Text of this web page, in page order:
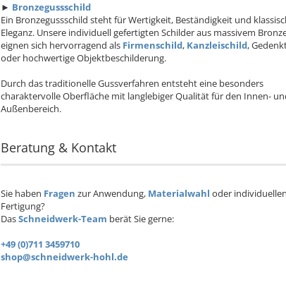
► Bronzegussschild
Ein Bronzegussschild steht für Wertigkeit, Beständigkeit und
Eleganz. Unsere individuell gefertigten Schilder aus massivem
eignen sich hervorragend als Firmenschild, Kanzleischild,
oder hochwertige Objektbeschilderung.
Durch das traditionelle Gussverfahren entsteht eine besonders
charaktervolle Oberfläche mit langlebiger Qualität für den Innen-
Außenbereich.
Beratung & Kontakt
Sie haben Fragen zur Anwendung, Materialwahl oder individuellen
Fertigung?
DasSchneidwerk-Team berät Sie gerne:
+49 (0)711 3459710
shop@schneidwerk-hohl.de